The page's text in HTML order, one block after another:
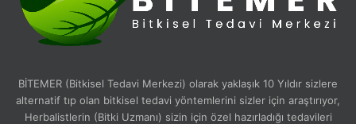
BİTEMER (Bitkisel Tedavi Merkezi) olarak yaklaşık 10 Yıldır sizlere
alternatif tıp olan bitkisel tedavi yöntemlerini sizler için araştırıyor,
Herbalistlerin (Bitki Uzmanı) sizin için özel hazırladığı tedavileri